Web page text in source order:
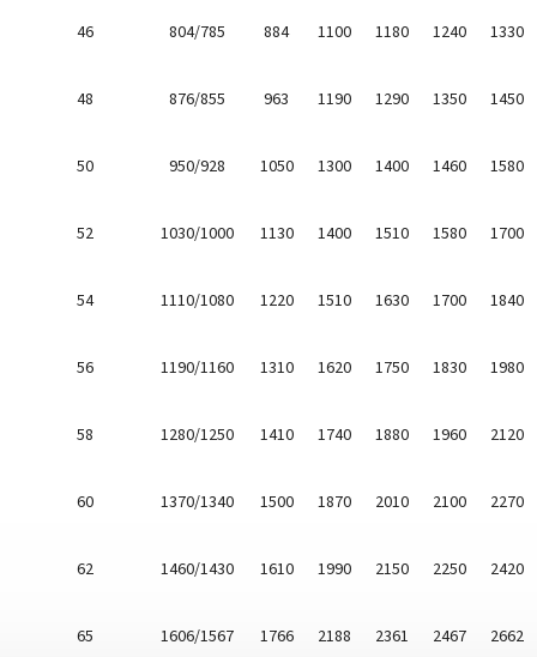
46 804/785 884 1100 1180 1240 1330
48 876/855 963 1190 1290 1350 1450
50 950/928 1050 1300 1400 1460 1580
52 1030/1000 1130 1400 1510 1580 1700
54 1110/1080 1220 1510 1630 1700 1840
56 1190/1160 1310 1620 1750 1830 1980
58 1280/1250 1410 1740 1880 1960 2120
60 1370/1340 1500 1870 2010 2100 2270
62 1460/1430 1610 1990 2150 2250 2420
65 1606/1567 1766 2188 2361 2467 2662